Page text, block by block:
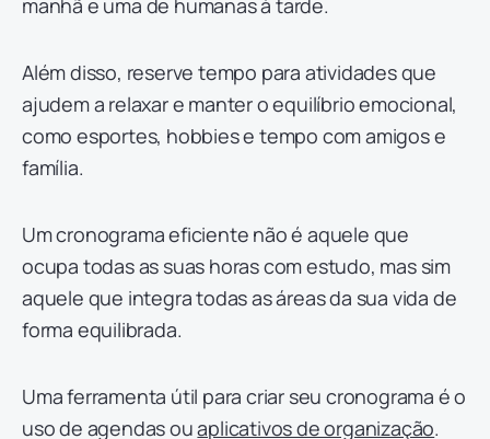
manhã e uma de humanas à tarde.
Além disso, reserve tempo para atividades que
ajudem a relaxar e manter o equilíbrio emocional,
como esportes, hobbies e tempo com amigos e
família.
Um cronograma eficiente não é aquele que
ocupa todas as suas horas com estudo, mas sim
aquele que integra todas as áreas da sua vida de
forma equilibrada.
Uma ferramenta útil para criar seu cronograma é o
uso de agendas ouaplicativos de organização.